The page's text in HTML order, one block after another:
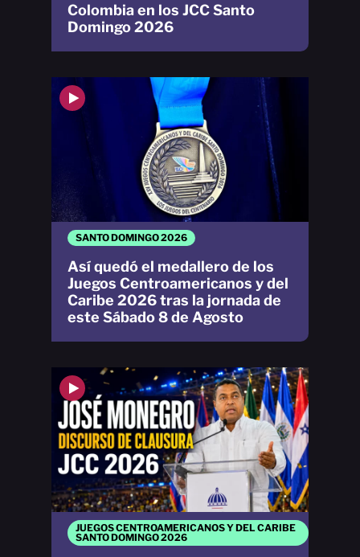
Colombia en los JCC Santo
Domingo 2026
JUEGOS CENTROAMERICANOS Y DEL CARIBE
SANTO DOMINGO 2026
SANTO DOMINGO 2026
Así quedó el medallero de los
Juegos Centroamericanos y del
Caribe 2026 tras la jornada de
este Sábado 8 de Agosto